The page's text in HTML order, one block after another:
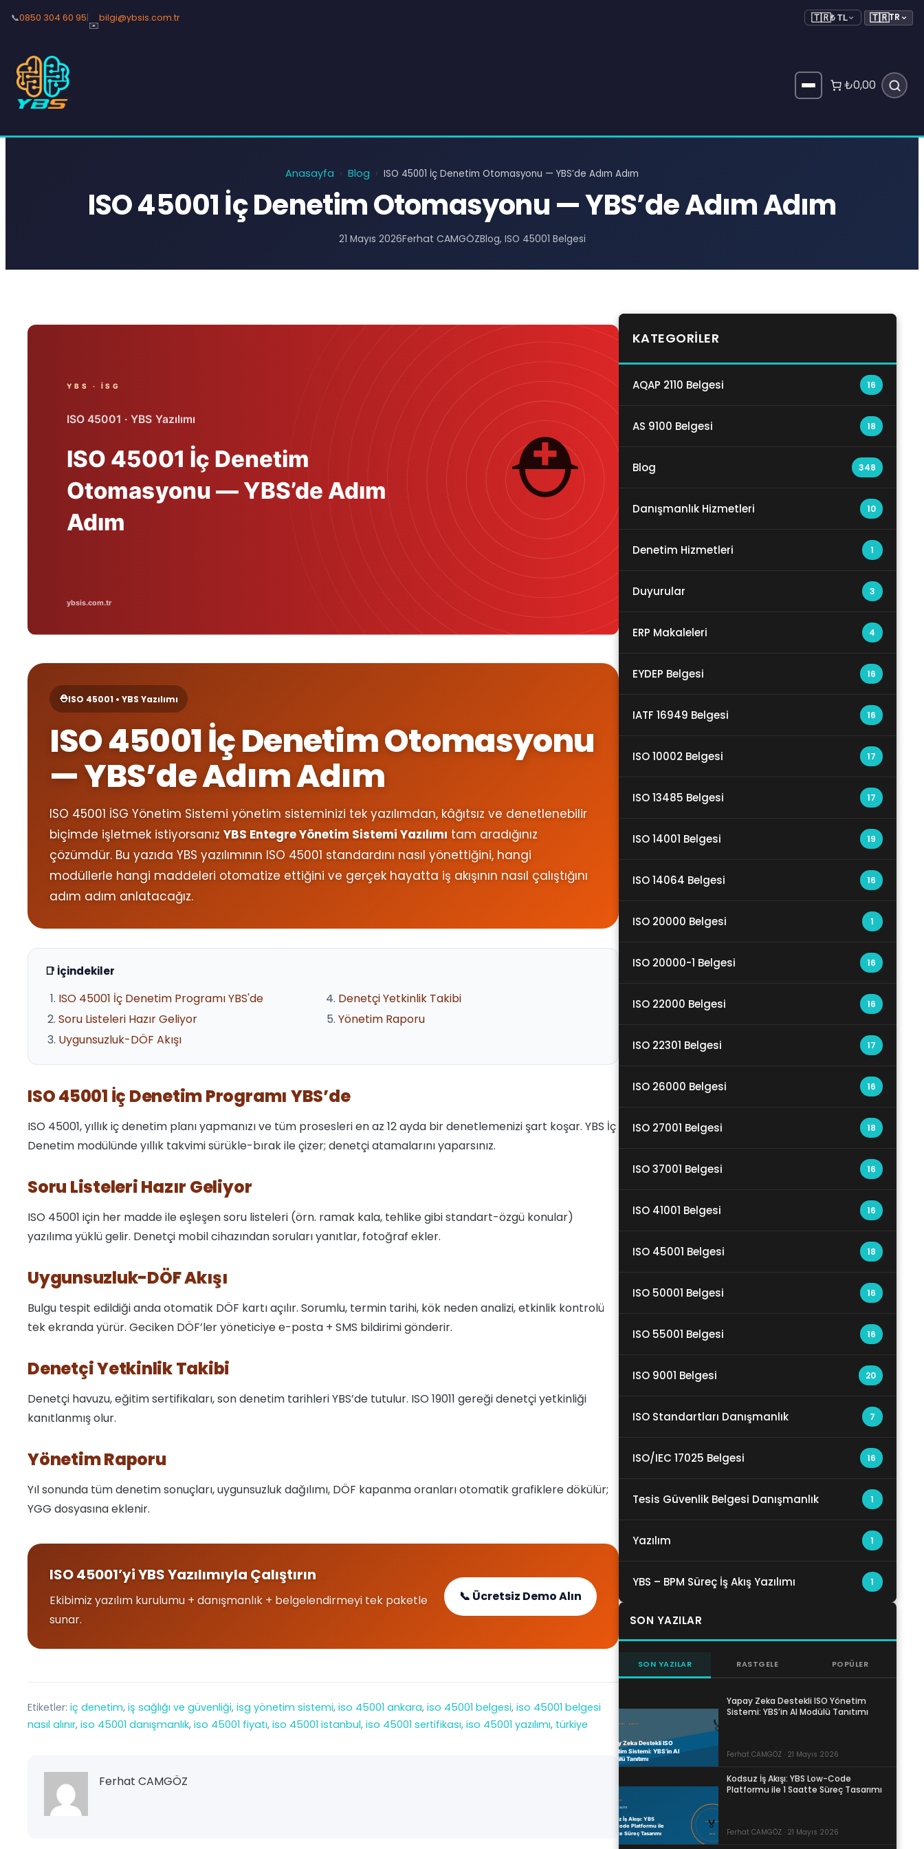
📞0850 304 60 95|
✉️
bilgi@ybsis.com.tr 🇹🇷₺ TL 🇹🇷TR
₺0,00
Anasayfa › Blog › ISO 45001 İç Denetim Otomasyonu — YBS’de Adım Adım
ISO 45001 İç Denetim Otomasyonu — YBS’de Adım Adım
21 Mayıs 2026Ferhat CAMGÖZBlog, ISO 45001 Belgesi
⛑️ISO 45001 • YBS Yazılımı
ISO 45001 İç Denetim Otomasyonu
— YBS’de Adım Adım
ISO 45001 İSG Yönetim Sistemi yönetim sisteminizi tek yazılımdan, kâğıtsız ve denetlenebilir
biçimde işletmek istiyorsanız YBS Entegre Yönetim Sistemi Yazılımı tam aradığınız
çözümdür. Bu yazıda YBS yazılımının ISO 45001 standardını nasıl yönettiğini, hangi
modüllerle hangi maddeleri otomatize ettiğini ve gerçek hayatta iş akışının nasıl çalıştığını
adım adım anlatacağız.
📑 İçindekiler
ISO 45001 İç Denetim Programı YBS'de
Soru Listeleri Hazır Geliyor
Uygunsuzluk-DÖF Akışı
Denetçi Yetkinlik Takibi
Yönetim Raporu
ISO 45001 İç Denetim Programı YBS’de
ISO 45001, yıllık iç denetim planı yapmanızı ve tüm prosesleri en az 12 ayda bir denetlemenizi şart koşar. YBS İç
Denetim modülünde yıllık takvimi sürükle-bırak ile çizer; denetçi atamalarını yaparsınız.
Soru Listeleri Hazır Geliyor
ISO 45001 için her madde ile eşleşen soru listeleri (örn. ramak kala, tehlike gibi standart-özgü konular)
yazılıma yüklü gelir. Denetçi mobil cihazından soruları yanıtlar, fotoğraf ekler.
Uygunsuzluk-DÖF Akışı
Bulgu tespit edildiği anda otomatik DÖF kartı açılır. Sorumlu, termin tarihi, kök neden analizi, etkinlik kontrolü
tek ekranda yürür. Geciken DÖF’ler yöneticiye e-posta + SMS bildirimi gönderir.
Denetçi Yetkinlik Takibi
Denetçi havuzu, eğitim sertifikaları, son denetim tarihleri YBS’de tutulur. ISO 19011 gereği denetçi yetkinliği
kanıtlanmış olur.
Yönetim Raporu
Yıl sonunda tüm denetim sonuçları, uygunsuzluk dağılımı, DÖF kapanma oranları otomatik grafiklere dökülür;
YGG dosyasına eklenir.
ISO 45001’yi YBS Yazılımıyla Çalıştırın
Ekibimiz yazılım kurulumu + danışmanlık + belgelendirmeyi tek paketle
sunar.
📞 Ücretsiz Demo Alın
Etiketler: iç denetim, iş sağlığı ve güvenliği, isg yönetim sistemi, iso 45001 ankara, iso 45001 belgesi, iso 45001 belgesi
nasıl alınır, iso 45001 danışmanlık, iso 45001 fiyatı, iso 45001 istanbul, iso 45001 sertifikası, iso 45001 yazılımı, türkiye
Ferhat CAMGÖZ
KATEGORILER
AQAP 2110 Belgesi 16
AS 9100 Belgesi 18
Blog 348
Danışmanlık Hizmetleri 10
Denetim Hizmetleri 1
Duyurular 3
ERP Makaleleri 4
EYDEP Belgesi 16
IATF 16949 Belgesi 16
ISO 10002 Belgesi 17
ISO 13485 Belgesi 17
ISO 14001 Belgesi 19
ISO 14064 Belgesi 16
ISO 20000 Belgesi 1
ISO 20000-1 Belgesi 16
ISO 22000 Belgesi 16
ISO 22301 Belgesi 17
ISO 26000 Belgesi 16
ISO 27001 Belgesi 18
ISO 37001 Belgesi 16
ISO 41001 Belgesi 16
ISO 45001 Belgesi 18
ISO 50001 Belgesi 16
ISO 55001 Belgesi 16
ISO 9001 Belgesi 20
ISO Standartları Danışmanlık 7
ISO/IEC 17025 Belgesi 16
Tesis Güvenlik Belgesi Danışmanlık 1
Yazılım 1
YBS – BPM Süreç İş Akış Yazılımı 1
SON YAZILAR
SON YAZILAR RASTGELE POPÜLER
Yapay Zeka Destekli ISO Yönetim
Sistemi: YBS’in AI Modülü Tanıtımı
Ferhat CAMGÖZ · 21 Mayıs 2026
Kodsuz İş Akışı: YBS Low-Code
Platformu ile 1 Saatte Süreç Tasarımı
Ferhat CAMGÖZ · 21 Mayıs 2026